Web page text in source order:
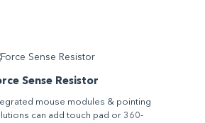
Sense Resistor
mouse modules & pointing
can add touch pad or 360-